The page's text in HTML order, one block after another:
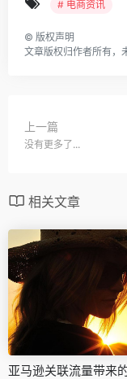
# 电商资讯
© 版权声明
文章版权归作者所有，
上一篇
没有更多了...
相关文章
亚马逊关联流量带来